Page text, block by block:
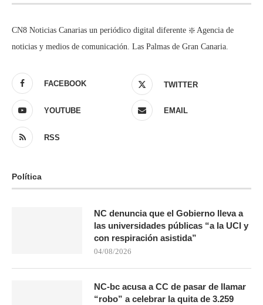
CN8 Noticias Canarias un periódico digital diferente ❇️ Agencia de
noticias y medios de comunicación. Las Palmas de Gran Canaria.
FACEBOOK TWITTER
YOUTUBE EMAIL
RSS
Política
NC denuncia que el Gobierno lleva a
las universidades públicas “a la UCI y
con respiración asistida”
04/08/2026
NC-bc acusa a CC de pasar de llamar
“robo” a celebrar la quita de 3.259